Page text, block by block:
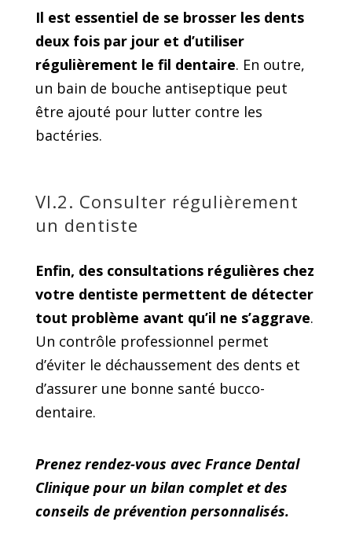
Il est essentiel de se brosser les dents
deux fois par jour et d’utiliser
régulièrement le fil dentaire. En outre,
un bain de bouche antiseptique peut
être ajouté pour lutter contre les
bactéries.
VI.2. Consulter régulièrement
un dentiste
Enfin, des consultations régulières chez
votre dentiste permettent de détecter
tout problème avant qu’il ne s’aggrave.
Un contrôle professionnel permet
d’éviter le déchaussement des dents et
d’assurer une bonne santé bucco-
dentaire.
Prenez rendez-vous avec France Dental
Clinique pour un bilan complet et des
conseils de prévention personnalisés.